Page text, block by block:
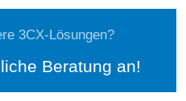
3CX-Lösungen?
Beratung an!